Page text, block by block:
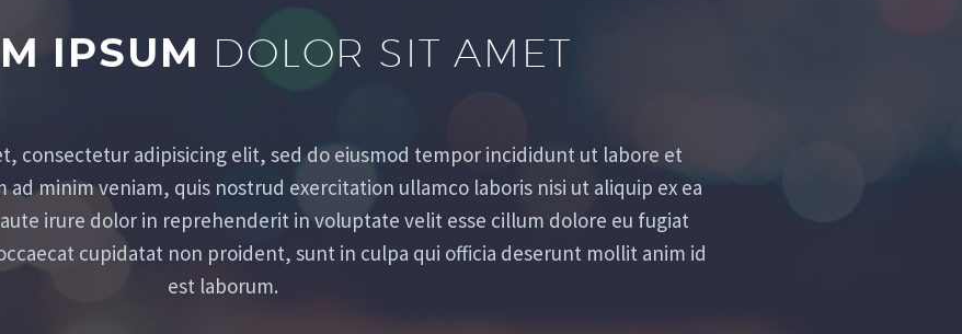
IPSUM DOLOR SIT AMET
consectetur adipisicing elit, sed do eiusmod tempor incididunt ut labore et
ad minim veniam, quis nostrud exercitation ullamco laboris nisi ut aliquip ex ea
irure dolor in reprehenderit in voluptate velit esse cillum dolore eu fugiat
cupidatat non proident, sunt in culpa qui officia deserunt mollit anim id
est laborum.